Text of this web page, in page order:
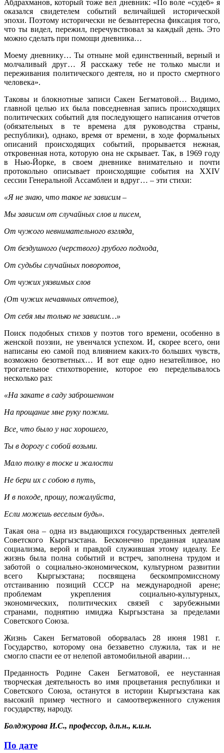
Абдрахманов, который тоже вел дневник: «По воле «судеб» я
оказался свидетелем событий величайшей исторической
эпохи. Поэтому исторически не безынтересна фиксация того,
что ты видел, пережил, перечувствовал за каждый день. Это
можно сделать при помощи дневника…
Моему дневнику… Ты отныне мой единственный, верный и
молчаливый друг… Я расскажу тебе не только мысли и
переживания политического деятеля, но и просто смертного
человека».
Таковы и блокнотные записи Сакен Бегматовой… Видимо,
главной целью их была повседневная запись происходящих
политических событий для последующего написания отчетов
(обязательных в те времена для руководства страны,
республики), однако, время от времени, в ходе формальных
описаний происходящих событий, прорывается нежная,
откровенная нота, которую она не скрывает. Так, в 1969 году
в Нью-Йорке, в своем дневнике внимательно и почти
протокольно описывает происходящие события на XXIV
сессии Генеральной Ассамблеи и вдруг… – эти стихи:
«Я не знаю, что такое не зависим –
Мы зависим от случайных слов и писем,
От чужого невнимательного взгляда,
От бездушного (черствого) грубого подхода,
От судьбы случайных поворотов,
От чужих уязвимых слов
(От чужих нечаянных отчетов),
От себя мы только не зависим…»
Поиск подобных стихов у поэтов того времени, особенно в
женской поэзии, не увенчался успехом. И, скорее всего, они
написаны ею самой под влиянием каких-то больших чувств,
возможно безответных… И вот еще одно незатейливое, но
трогательное стихотворение, которое ею переделывалось
несколько раз:
«На закате в саду заброшенном
На прощание мне руку пожми.
Все, что было у нас хорошего,
Ты в дорогу с собой возьми.
Мало толку в тоске и жалости
Не бери их с собою в путь,
И в походе, прошу, пожалуйста,
Если можешь веселым будь».
Такая она – одна из выдающихся государственных деятелей
Советского Кыргызстана. Бесконечно преданная идеалам
социализма, верой и правдой служившая этому идеалу. Ее
жизнь была полна событий и встреч, заполнена трудом и
заботой о социально-экономическом, культурном развитии
всего Кыргызстана; посвящена бескомпромиссному
отстаиванию позиций СССР на международной арене;
проблемам укрепления социально-культурных,
экономических, политических связей с зарубежными
странами, поднятию имиджа Кыргызстана за пределами
Советского Союза.
Жизнь Сакен Бегматовой оборвалась 28 июня 1981 г.
Государство, которому она беззаветно служила, так и не
смогло спасти ее от нелепой автомобильной аварии…
Преданность Родине Сакен Бегматовой, ее неустанная
творческая деятельность во имя процветания республики и
Советского Союза, останутся в истории Кыргызстана как
высокий пример честного и самоотверженного служения
государству, народу.
Болджурова И.С., профессор, д.п.н., к.и.н.
По дате